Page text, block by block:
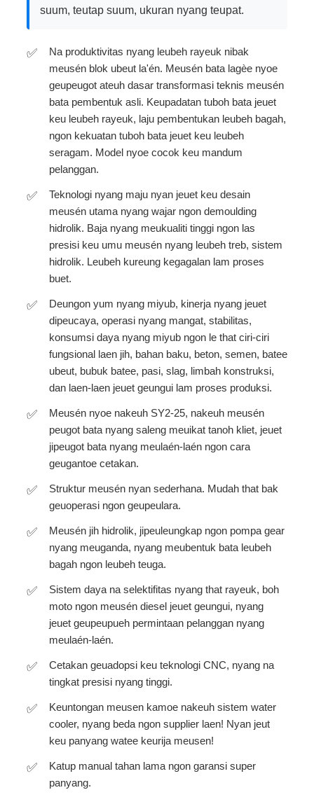
suum, teutap suum, ukuran nyang teupat.
Na produktivitas nyang leubeh rayeuk nibak
meusén blok ubeut la'én. Meusén bata lagèe nyoe
geupeugot ateuh dasar transformasi teknis meusén
bata pembentuk asli. Keupadatan tuboh bata jeuet
keu leubeh rayeuk, laju pembentukan leubeh bagah,
ngon kekuatan tuboh bata jeuet keu leubeh
seragam. Model nyoe cocok keu mandum
pelanggan.
Teknologi nyang maju nyan jeuet keu desain
meusén utama nyang wajar ngon demoulding
hidrolik. Baja nyang meukualiti tinggi ngon las
presisi keu umu meusén nyang leubeh treb, sistem
hidrolik. Leubeh kureung kegagalan lam proses
buet.
Deungon yum nyang miyub, kinerja nyang jeuet
dipeucaya, operasi nyang mangat, stabilitas,
konsumsi daya nyang miyub ngon le that ciri-ciri
fungsional laen jih, bahan baku, beton, semen, batee
ubeut, bubuk batee, pasi, slag, limbah konstruksi,
dan laen-laen jeuet geungui lam proses produksi.
Meusén nyoe nakeuh SY2-25, nakeuh meusén
peugot bata nyang saleng meuikat tanoh kliet, jeuet
jipeugot bata nyang meulaén-laén ngon cara
geugantoe cetakan.
Struktur meusén nyan sederhana. Mudah that bak
geuoperasi ngon geupeulara.
Meusén jih hidrolik, jipeuleungkap ngon pompa gear
nyang meuganda, nyang meubentuk bata leubeh
bagah ngon leubeh teuga.
Sistem daya na selektifitas nyang that rayeuk, boh
moto ngon meusén diesel jeuet geungui, nyang
jeuet geupeupueh permintaan pelanggan nyang
meulaén-laén.
Cetakan geuadopsi keu teknologi CNC, nyang na
tingkat presisi nyang tinggi.
Keuntongan meusen kamoe nakeuh sistem water
cooler, nyang beda ngon supplier laen! Nyan jeut
keu panyang watee keurija meusen!
Katup manual tahan lama ngon garansi super
panyang.